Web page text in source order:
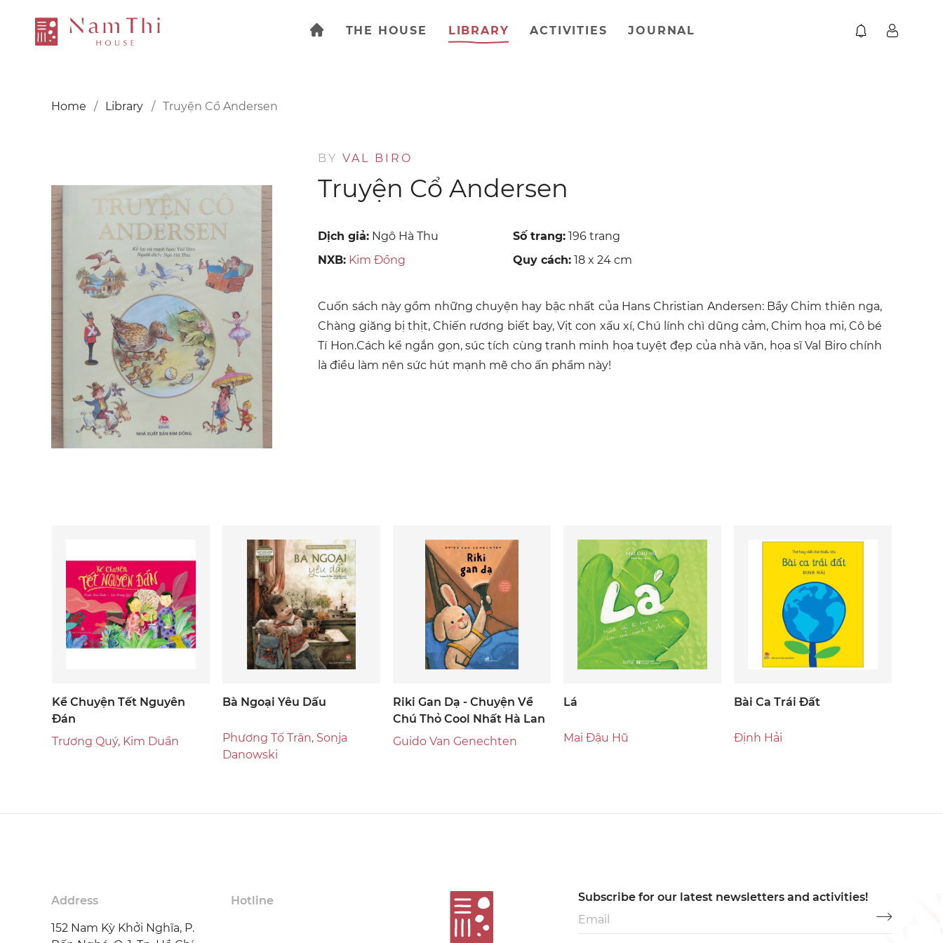
THE HOUSE LIBRARY ACTIVITIES JOURNAL
Home Library Truyện Cổ Andersen
BYVAL BIRO
Truyện Cổ Andersen
Dịch giả: Ngô Hà Thu Số trang: 196 trang
NXB: Kim Đồng Quy cách: 18 x 24 cm
Cuốn sách này gồm những chuyện hay bậc nhất của Hans Christian Andersen: Bầy Chim thiên nga,
Chàng giăng bị thịt, Chiến rương biết bay, Vịt con xấu xí, Chú lính chì dũng cảm, Chim họa mi, Cô bé
Tí Hon.Cách kể ngắn gọn, súc tích cùng tranh minh họa tuyệt đẹp của nhà văn, họa sĩ Val Biro chính
là điều làm nên sức hút mạnh mẽ cho ấn phẩm này!
Kể Chuyện Tết Nguyên
Đán
Trương Quý, Kim Duẩn
Bà Ngoại Yêu Dấu
Phương Tố Trân, Sonja
Danowski
Riki Gan Dạ - Chuyện Về
Chú Thỏ Cool Nhất Hà Lan
Guido Van Genechten
Lá
Mai Đậu Hũ
Bài Ca Trái Đất
Định Hải
Address
152 Nam Kỳ Khởi Nghĩa, P.
Hotline Subscribe for our latest newsletters and activities!